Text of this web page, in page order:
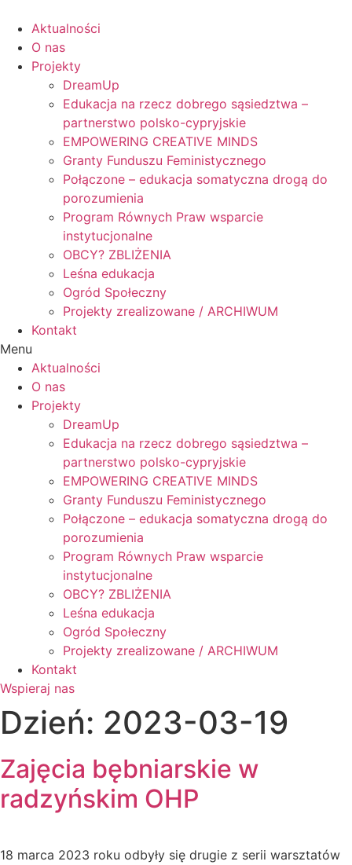
content
Aktualności
O nas
Projekty
DreamUp
Edukacja na rzecz dobrego sąsiedztwa –
partnerstwo polsko-cypryjskie
EMPOWERING CREATIVE MINDS
Granty Funduszu Feministycznego
Połączone – edukacja somatyczna drogą do
porozumienia
Program Równych Praw wsparcie
instytucjonalne
OBCY? ZBLIŻENIA
Leśna edukacja
Ogród Społeczny
Projekty zrealizowane / ARCHIWUM
Kontakt
Menu
Aktualności
O nas
Projekty
DreamUp
Edukacja na rzecz dobrego sąsiedztwa –
partnerstwo polsko-cypryjskie
EMPOWERING CREATIVE MINDS
Granty Funduszu Feministycznego
Połączone – edukacja somatyczna drogą do
porozumienia
Program Równych Praw wsparcie
instytucjonalne
OBCY? ZBLIŻENIA
Leśna edukacja
Ogród Społeczny
Projekty zrealizowane / ARCHIWUM
Kontakt
Wspieraj nas
Dzień: 2023-03-19
Zajęcia bębniarskie w
radzyńskim OHP
18 marca 2023 roku odbyły się drugie z serii warsztatów